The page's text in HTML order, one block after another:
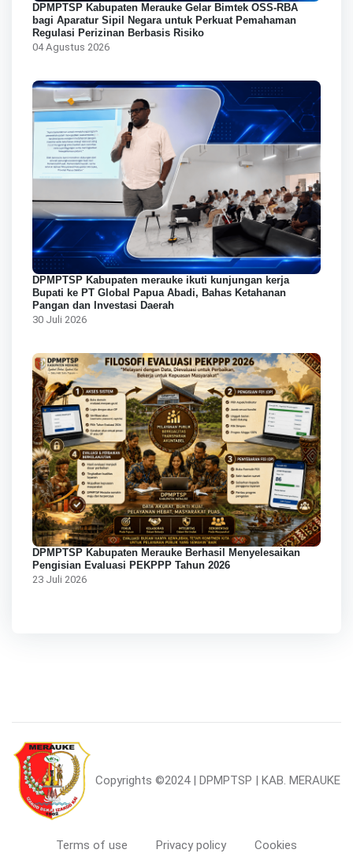
DPMPTSP Kabupaten Merauke Gelar Bimtek OSS-RBA
bagi Aparatur Sipil Negara untuk Perkuat Pemahaman
Regulasi Perizinan Berbasis Risiko
04 Agustus 2026
DPMPTSP Kabupaten merauke ikuti kunjungan kerja
Bupati ke PT Global Papua Abadi, Bahas Ketahanan
Pangan dan Investasi Daerah
30 Juli 2026
DPMPTSP Kabupaten Merauke Berhasil Menyelesaikan
Pengisian Evaluasi PEKPPP Tahun 2026
23 Juli 2026
Copyrights ©2024 | DPMPTSP | KAB. MERAUKE
Terms of use Privacy policy Cookies